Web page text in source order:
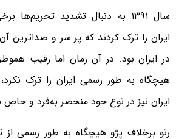
سال ۱۳۹۱ به دنبال تشدید
ایران را ترک کردند که پر سر و صداترین
در ایران بود. در آن زمان اما رقیب
هیچگاه به طور رسمی ایران را ترک
ایران نیز در نوع خود منحصر به‌فرد و خاص
رنو برخلاف پژو هیچگاه به طور رسمی